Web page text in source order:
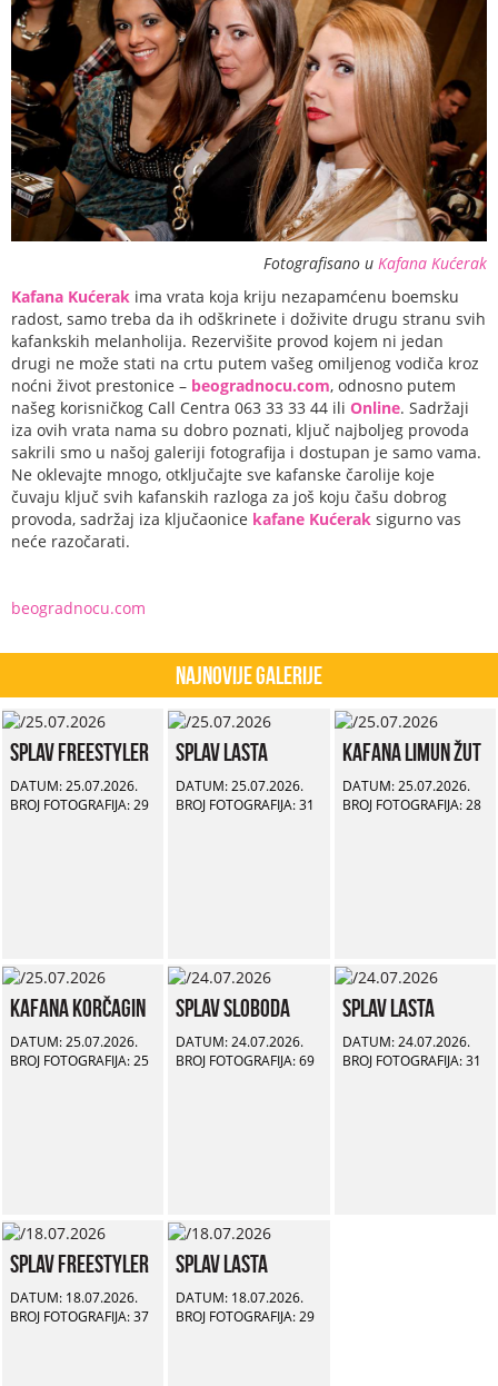
Fotografisano u Kafana Kućerak
Kafana Kućerak ima vrata koja kriju nezapamćenu boemsku
radost, samo treba da ih odškrinete i doživite drugu stranu svih
kafankskih melanholija. Rezervišite provod kojem ni jedan
drugi ne može stati na crtu putem vašeg omiljenog vodiča kroz
noćni život prestonice – beogradnocu.com, odnosno putem
našeg korisničkog Call Centra 063 33 33 44 ili Online. Sadržaji
iza ovih vrata nama su dobro poznati, ključ najboljeg provoda
sakrili smo u našoj galeriji fotografija i dostupan je samo vama.
Ne oklevajte mnogo, otključajte sve kafanske čarolije koje
čuvaju ključ svih kafanskih razloga za još koju čašu dobrog
provoda, sadržaj iza ključaonice kafane Kućerak sigurno vas
neće razočarati.
beogradnocu.com
Najnovije Galerije
Splav Freestyler
DATUM: 25.07.2026.
BROJ FOTOGRAFIJA: 29
Splav Lasta
DATUM: 25.07.2026.
BROJ FOTOGRAFIJA: 31
Kafana Limun Žut
DATUM: 25.07.2026.
BROJ FOTOGRAFIJA: 28
Kafana Korčagin
DATUM: 25.07.2026.
BROJ FOTOGRAFIJA: 25
Splav Sloboda
DATUM: 24.07.2026.
BROJ FOTOGRAFIJA: 69
Splav Lasta
DATUM: 24.07.2026.
BROJ FOTOGRAFIJA: 31
Splav Freestyler
DATUM: 18.07.2026.
BROJ FOTOGRAFIJA: 37
Splav Lasta
DATUM: 18.07.2026.
BROJ FOTOGRAFIJA: 29